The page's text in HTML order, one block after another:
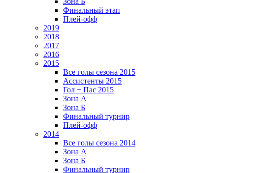
Финальный этап
Плей-офф
2019
2018
2017
2016
2015
Все голы сезона 2015
Ассистенты 2015
Гол + Пас 2015
Зона А
Зона Б
Финальный турнир
Плей-офф
2014
Все голы сезона 2014
Зона А
Зона Б
Финальный турнир